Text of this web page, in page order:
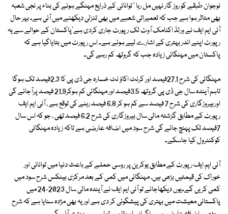
نوجوان طبقے کو روز گار نہیں مل رہا ' توانائی کے ذرایع مہنگے ہونے کی بناء پر نجی شعبہ
بھی متاثر ہوا ہے جب کہ تعمیراتی شعبے میں بھی تنزلی دیکھنے میں آئی ہے۔ بہر حال
آئی ایم ایف نے ورلڈ اکنامک آوٹ لک رپورٹ جاری کردی ہے'پاکستان کے حوالے سے یہ
رپورٹ اپنے اندر بہتری کے اشارے لیے ہوئے ہے۔ اس رپورٹ میں بتایاگیا ہے کہ
پاکستان میں مہنگائی زیادہ جب کہ گروتھ کم رہے گی۔
مہنگائی کی شرح 27.1فیصد اور کرنٹ اکاؤ نٹ خسارہ جی ڈی پی کا 2.3فیصد تک ہوگا
تاہم آیندہ سال جی ڈی پی گروتھ 3.5فیصد اور مہنگائی کم ہوکر21.9 فیصد پرآجائے گی
اوربیروزگاری کی شرح 7 فیصد سے کم ہو کر 6.8 فیصد رہنے کی توقع ہے ، آئی ایم ایف
رپورٹ کے مطابق گزشتہ مالی سال بیروزگاری کی شرح 6.2 فیصد تھی ، جو کہ اس سال
7فیصد تک پہنچ جائے گی شرح سود میں اضافہ عارضی ہے تاکہ زیادہ مہنگائی
کوکنٹرول کیا جاسکے۔
آئی ایم ایف رپورٹ کے مطابق یوکرین پر روسی حملے کے باعث دنیا میں توانائی اور
خوراک کی قیمتیں بڑھی ہیں، مہنگائی میں کمی کے بعد مرکزی بینکس شرح سود میں
کمی کریں گے۔یوں دیکھاجائے تو آئی ایم ایف نے آیندہ مالی سال 2023-24 میں
پاکستانی معیشت میں بہتری کی پیشگوئی کر دی ہے اور یہ بھی مژدہ سنایا ہے کہ شرح